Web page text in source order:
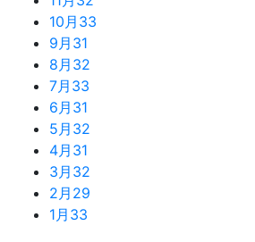
10月 33
9月 31
8月 32
7月 33
6月 31
5月 32
4月 31
3月 32
2月 29
1月 33